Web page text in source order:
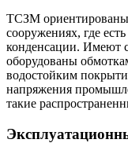
ТСЗМ ориентированы
сооружениях, где
конденсации. Имеют
оборудованы
водостойким
напряжения
такие